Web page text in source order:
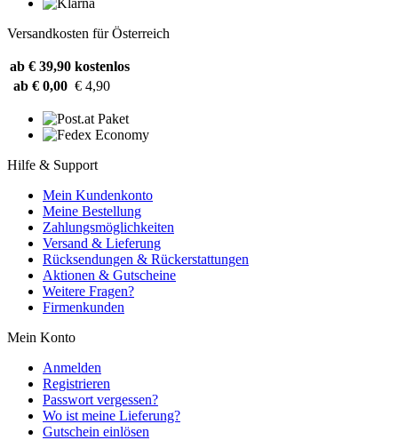
Versandkosten für Österreich
ab € 39,90 kostenlos
ab € 0,00 € 4,90
Hilfe & Support
Mein Kundenkonto
Meine Bestellung
Zahlungsmöglichkeiten
Versand & Lieferung
Rücksendungen & Rückerstattungen
Aktionen & Gutscheine
Weitere Fragen?
Firmenkunden
Mein Konto
Anmelden
Registrieren
Passwort vergessen?
Wo ist meine Lieferung?
Gutschein einlösen